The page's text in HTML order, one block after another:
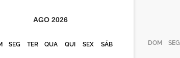
AGO 2026
SEG TER QUA QUI SEX SÁB DOM SEG